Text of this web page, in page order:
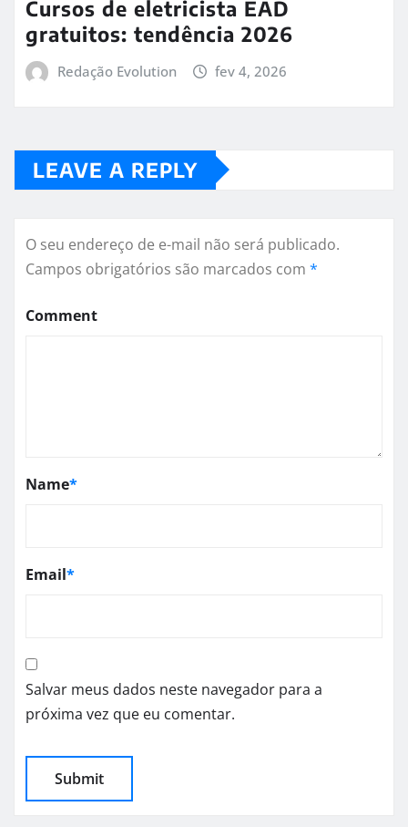
Cursos de eletricista EAD
gratuitos: tendência 2026
Redação Evolution fev 4, 2026
LEAVE A REPLY
O seu endereço de e-mail não será publicado.
Campos obrigatórios são marcados com *
Comment
Name*
Email*
Salvar meus dados neste navegador para a
próxima vez que eu comentar.